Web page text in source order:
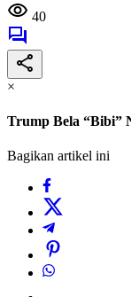
40
×
Trump Bela “Bibi”
Bagikan artikel ini